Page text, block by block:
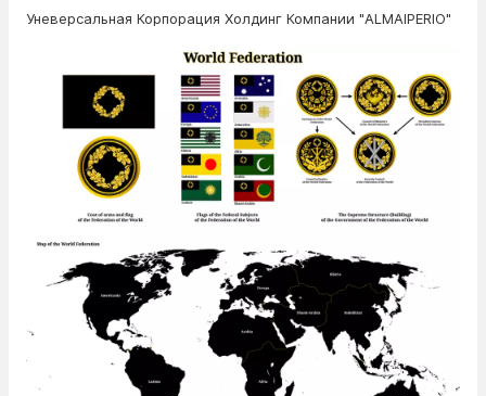
Уневерсальная Корпорация Холдинг Компании "ALMAІPERIO"